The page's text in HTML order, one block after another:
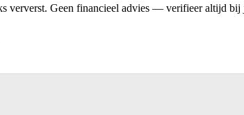
ververst. Geen financieel advies — verifieer altijd bij